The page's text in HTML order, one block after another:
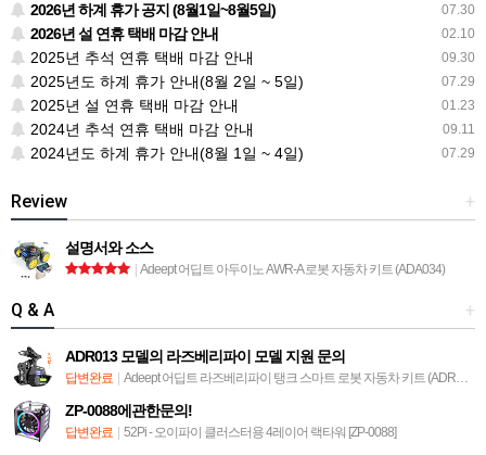
07.30
2026년 하계 휴가 공지 (8월1일~8월5일)
02.10
2026년 설 연휴 택배 마감 안내
09.30
2025년 추석 연휴 택배 마감 안내
07.29
2025년도 하계 휴가 안내(8월 2일 ~ 5일)
01.23
2025년 설 연휴 택배 마감 안내
09.11
2024년 추석 연휴 택배 마감 안내
07.29
2024년도 하계 휴가 안내(8월 1일 ~ 4일)
+
Review
설명서와 소스
Adeept 어딥트 아두이노 AWR-A 로봇 자동차 키트 (ADA034)
+
Q & A
ADR013 모델의 라즈베리파이 모델 지원 문의
답변완료 Adeept 어딥트 라즈베리파이 탱크 스마트 로봇 자동차 키트 (ADR013)
ZP-0088에관한문의!
답변완료 52Pi - 오이파이 클러스터용 4레이어 랙타워 [ZP-0088]